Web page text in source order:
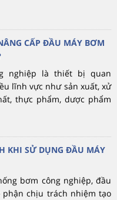
CẤP ĐẦU MÁY BƠM
nghiệp là thiết bị quan
lĩnh vực như sản xuất, xử
thực phẩm, dược phẩm
KHI SỬ DỤNG ĐẦU MÁY
bơm công nghiệp, đầu
phận chịu trách nhiệm tạo